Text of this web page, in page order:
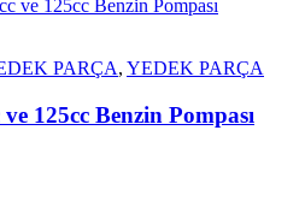
PARÇA, YEDEK PARÇA
125cc Benzin Pompası